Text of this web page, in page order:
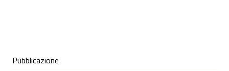
Condivisione social
Pubblicazione